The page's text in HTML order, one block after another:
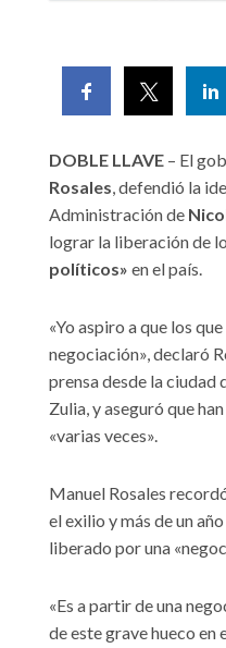
DOBLE LLAVE – El
Rosales, defendió la
Administración de
lograr la liberación de
políticos» en el país.
«Yo aspiro a que los
negociación», declaró
prensa desde la
Zulia, y aseguró que
«varias veces».
Manuel Rosales
el exilio y más de un
liberado por una
«Es a partir de una
de este grave hueco en